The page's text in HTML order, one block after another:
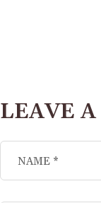
LEAVE